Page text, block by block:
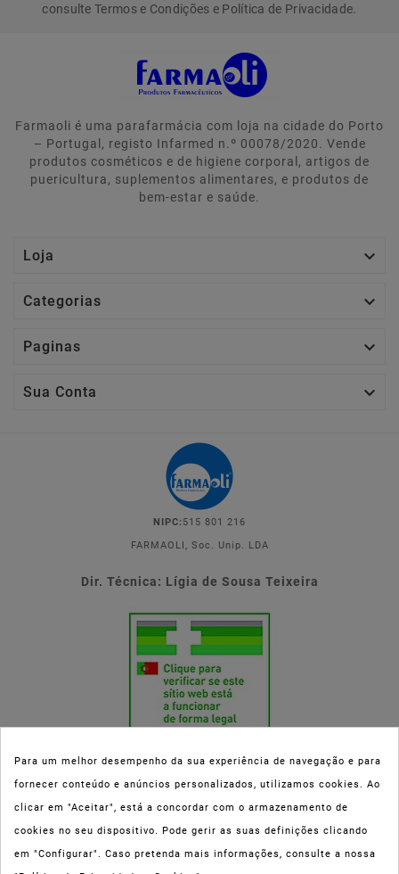
consulte Termos e Condições e Política de Privacidade.
Farmaoli é uma parafarmácia com loja na cidade do Porto
– Portugal, registo Infarmed n.º 00078/2020. Vende
produtos cosméticos e de higiene corporal, artigos de
puericultura, suplementos alimentares, e produtos de
bem-estar e saúde.
Loja 
Categorias 
Paginas 
Sua Conta 
NIPC: 515 801 216
FARMAOLI, Soc. Unip. LDA
Dir. Técnica: Lígia de Sousa Teixeira
Esta parafarmácia (Farmaoli) encontra-se autorizada pelo INFARMED
(registo nº 00078/2020) para a dispensa de Medicamentos Não
Sujeitos a Receita Médica (MNSRM) e produtos de saúde e bem-estar
Para um melhor desempenho da sua experiência de navegação e para
fornecer conteúdo e anúncios personalizados, utilizamos cookies. Ao
clicar em "Aceitar", está a concordar com o armazenamento de
cookies no seu dispositivo. Pode gerir as suas definições clicando
em "Configurar". Caso pretenda mais informações, consulte a nossa